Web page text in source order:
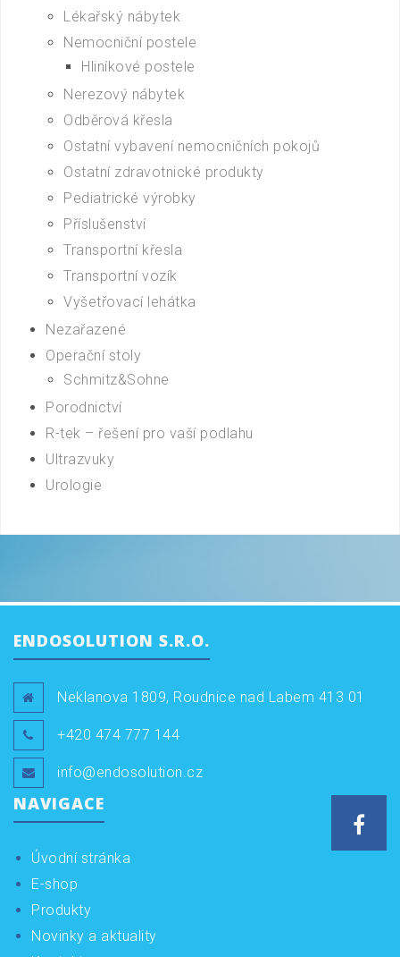
Lékařský nábytek
Nemocniční postele
Hliníkové postele
Nerezový nábytek
Odběrová křesla
Ostatní vybavení nemocničních pokojů
Ostatní zdravotnické produkty
Pediatrické výrobky
Příslušenství
Transportní křesla
Transportní vozík
Vyšetřovací lehátka
Nezařazené
Operační stoly
Schmitz&Sohne
Porodnictví
R-tek – řešení pro vaší podlahu
Ultrazvuky
Urologie
ENDOSOLUTION S.R.O.
Neklanova 1809, Roudnice nad Labem 413 01
+420 474 777 144
info@endosolution.cz
NAVIGACE
Úvodní stránka
E-shop
Produkty
Novinky a aktuality